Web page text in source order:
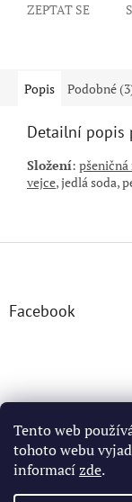
Tento web
tohoto webu
informacízde.
ZEPTAT SE
Popis Podobné
Detailní popis
Složení: pšeničná
vejce,jedlásoda,
Facebook